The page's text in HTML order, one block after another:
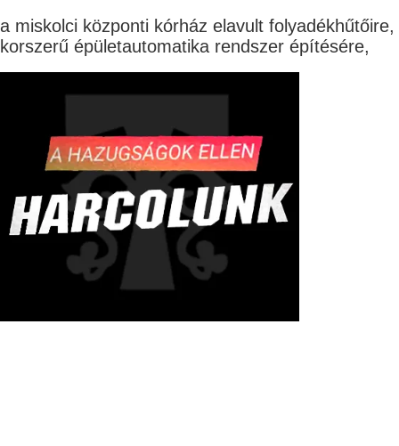
a miskolci központi kórház elavult folyadékhűtőire,
korszerű épületautomatika rendszer építésére,